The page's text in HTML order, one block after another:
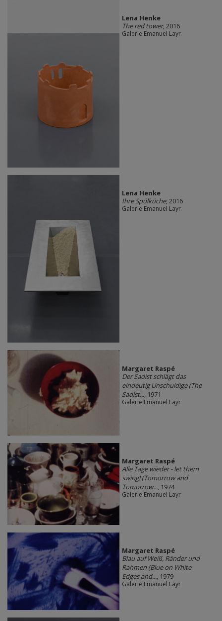
Lena Henke
The red tower, 2016
Galerie Emanuel Layr
Lena Henke
Ihre Spülküche, 2016
Galerie Emanuel Layr
Margaret Raspé
Der Sadist schlägt das
eindeutig Unschuldige (The
Sadist..., 1971
Galerie Emanuel Layr
Margaret Raspé
Alle Tage wieder - let them
swing! (Tomorrow and
Tomorrow..., 1974
Galerie Emanuel Layr
Margaret Raspé
Blau auf Weiß, Ränder und
Rahmen (Blue on White
Edges and..., 1979
Galerie Emanuel Layr